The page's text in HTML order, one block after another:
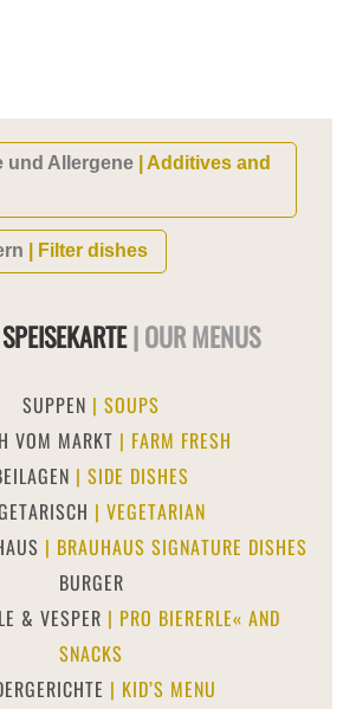
und Allergene
| Additives and
| Filter dishes
| OUR MENUS
SUPPEN | SOUPS
VOM MARKT | FARM FRESH
| SIDE DISHES
| VEGETARIAN
| BRAUHAUS SIGNATURE DISHES
BURGER
& VESPER | PRO BIERERLE« AND
SNACKS
| KID’S MENU